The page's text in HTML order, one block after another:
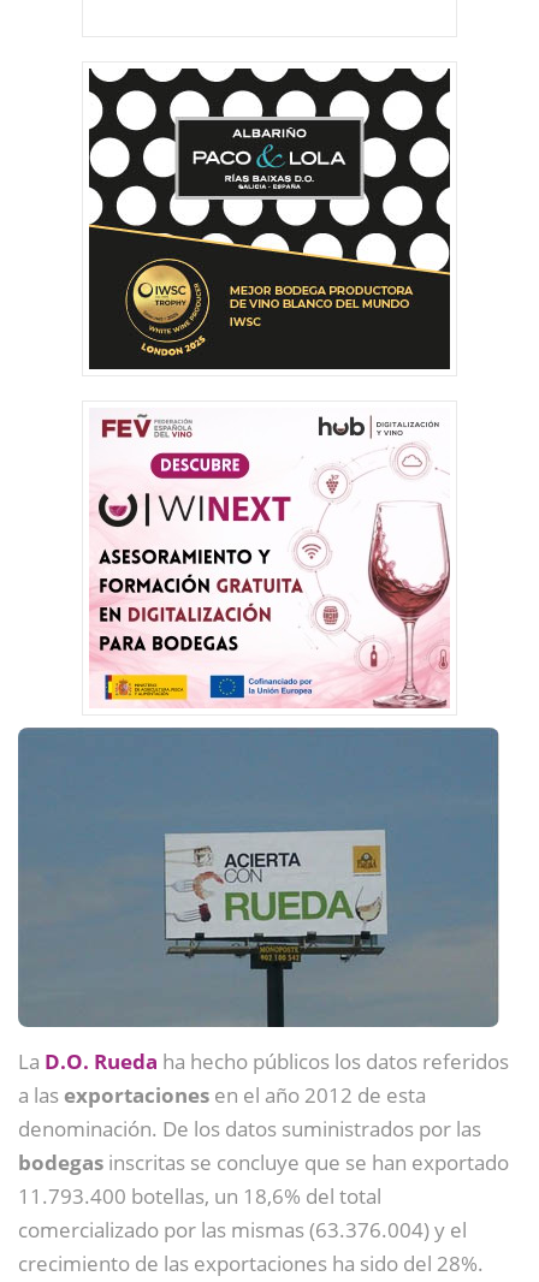
La D.O. Rueda ha hecho públicos los datos referidos
a lasexportaciones en el año 2012 de esta
denominación. De los datos suministrados por las
bodegas inscritas se concluye que se han exportado
11.793.400 botellas, un 18,6% del total
comercializado por las mismas (63.376.004) y el
crecimiento de las exportaciones ha sido del 28%.